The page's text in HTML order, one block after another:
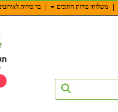
משלוחי פירות חתוכים בר פירות